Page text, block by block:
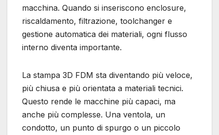
macchina. Quando si inseriscono enclosure,
riscaldamento, filtrazione, toolchanger e
gestione automatica dei materiali, ogni flusso
interno diventa importante.
La stampa 3D FDM sta diventando più veloce,
più chiusa e più orientata a materiali tecnici.
Questo rende le macchine più capaci, ma
anche più complesse. Una ventola, un
condotto, un punto di spurgo o un piccolo